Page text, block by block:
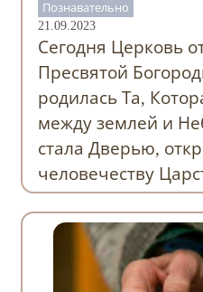
Познавательно
21.09.2023
Сегодня Церковь
Пресвятой
родилась Та,
между землей и
стала Дверью,
человечеству